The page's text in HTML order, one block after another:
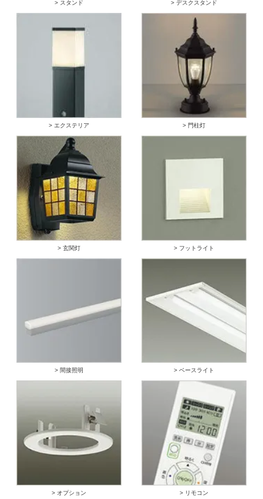
> スタンド > デスクスタンド
> エクステリア > 門柱灯
> 玄関灯 > フットライト
> 間接照明 > ベースライト
> オプション > リモコン